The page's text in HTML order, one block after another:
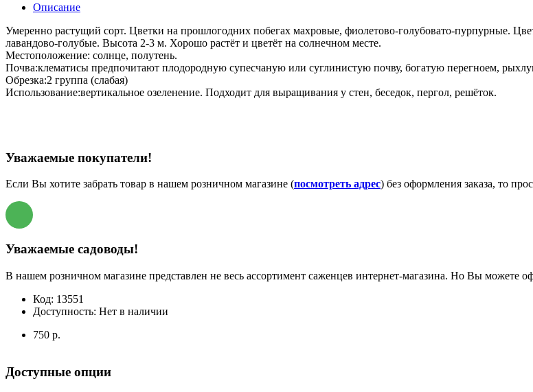
Описание
Умеренно растущий сорт. Цветки на прошлогодних побегах махровые, фиолетово-голубовато-пурпурные.
лавандово-голубые. Высота 2-3 м. Хорошо растёт и цветёт на солнечном месте.
Местоположение: солнце, полутень.
Почва:клематисы предпочитают плодородную супесчаную или суглинистую почву, богатую перегноем,
Обрезка:2 группа (слабая)
Использование:вертикальное озеленение. Подходит для выращивания у стен, беседок, пергол, решёток.
Уважаемые покупатели!
Если Вы хотите забрать товар в нашем розничном магазине (посмотреть адрес) без оформления заказа, то
Уважаемые садоводы!
В нашем розничном магазине представлен не весь ассортимент саженцев интернет-магазина. Но Вы можете
Код: 13551
Доступность: Нет в наличии
750 р.
Доступные опции